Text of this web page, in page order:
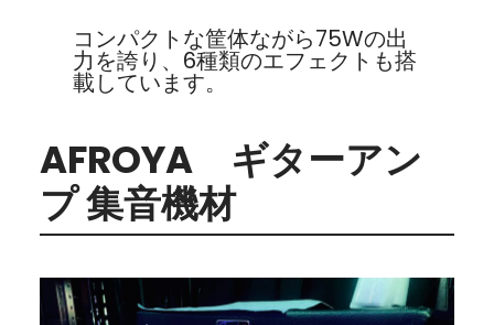
コンパクトな筐体ながら75Wの出
力を誇り、6種類のエフェクトも搭
載しています。
AFROYA ギターアン
プ 集音機材